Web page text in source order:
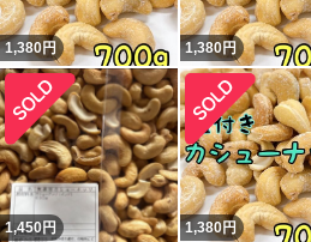
1,380円 1,380円
1,450円 1,380円